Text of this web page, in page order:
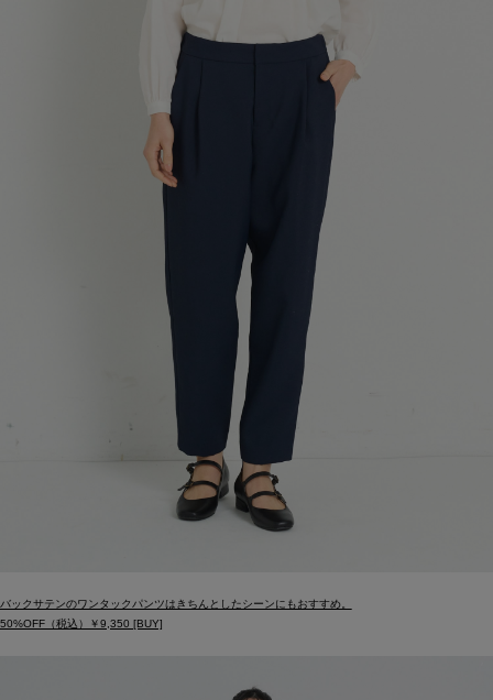
バックサテンのワンタックパンツはきちんとしたシーンにもおすすめ。
50%OFF（税込）￥9,350 [BUY]